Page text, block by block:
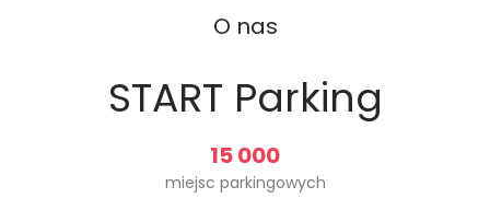
O nas
START Parking
15 000
miejsc parkingowych